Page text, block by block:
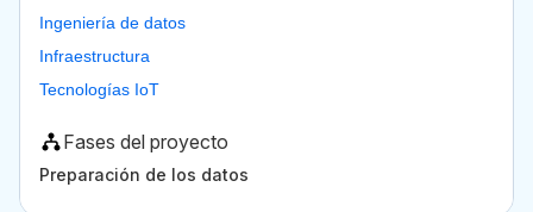
Ingeniería de datos
Infraestructura
Tecnologías IoT
Fases del proyecto
Preparación de los datos